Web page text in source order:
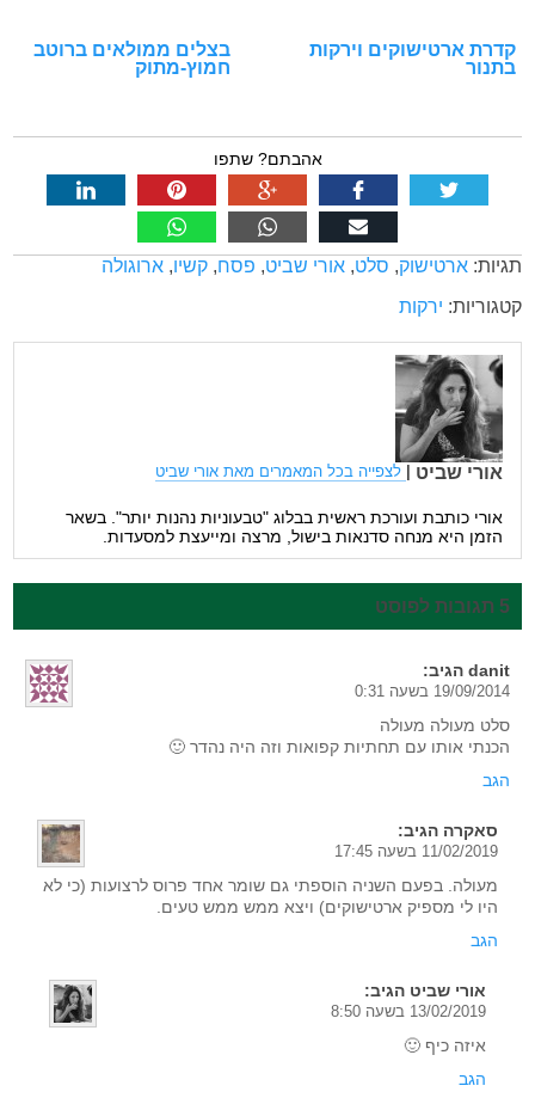
קדרת ארטישוקים וירקות
בתנור
בצלים ממולאים ברוטב
חמוץ-מתוק
אהבתם? שתפו
תגיות: ארטישוק, סלט, אורי שביט, פסח, קשיו, ארוגולה
קטגוריות: ירקות
אורי שביט לצפייה בכל המאמרים מאת אורי שביט
אורי כותבת ועורכת ראשית בבלוג "טבעוניות נהנות יותר". בשאר
הזמן היא מנחה סדנאות בישול, מרצה ומייעצת למסעדות.
5 תגובות לפוסט
danit הגיב:
19/09/2014 בשעה 0:31
סלט מעולה מעולה
הכנתי אותו עם תחתיות קפואות וזה היה נהדר 🙂
הגב
סאקרה הגיב:
11/02/2019 בשעה 17:45
מעולה. בפעם השניה הוספתי גם שומר אחד פרוס לרצועות (כי לא
היו לי מספיק ארטישוקים) ויצא ממש ממש טעים.
הגב
אורי שביט הגיב:
13/02/2019 בשעה 8:50
איזה כיף 🙂
הגב